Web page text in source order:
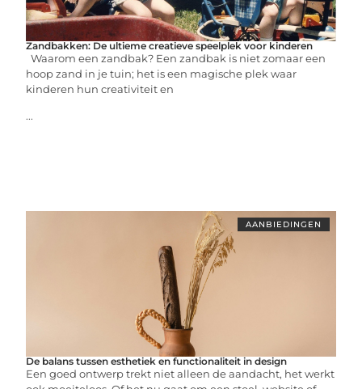
Zandbakken: De ultieme creatieve speelplek voor kinderen
Waarom een zandbak? Een zandbak is niet zomaar een
hoop zand in je tuin; het is een magische plek waar
kinderen hun creativiteit en
...
AANBIEDINGEN
De balans tussen esthetiek en functionaliteit in design
Een goed ontwerp trekt niet alleen de aandacht, het werkt